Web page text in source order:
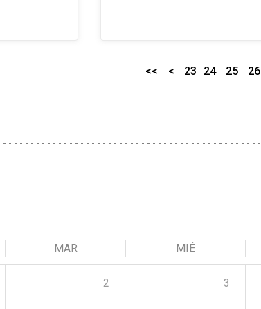
<< < 23 24 25 26
MAR MIÉ
2 3